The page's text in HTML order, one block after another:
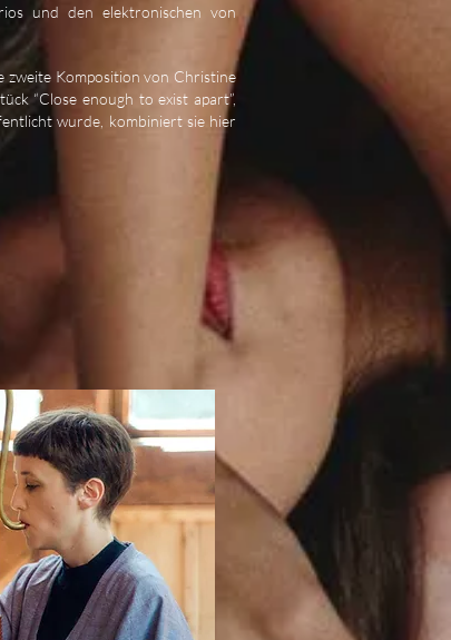
und den elektronischen von
zweite Komposition von Christine
“Close enough to exist apart”,
wurde, kombiniert sie hier